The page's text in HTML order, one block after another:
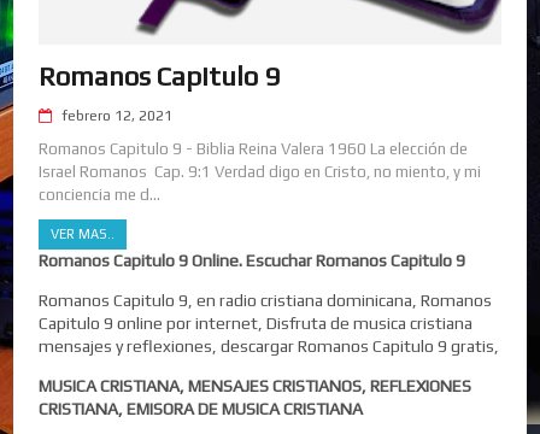
Romanos Capitulo 9
febrero 12, 2021
Romanos Capitulo 9 - Biblia Reina Valera 1960 La elección de
Israel Romanos Cap. 9:1 Verdad digo en Cristo, no miento, y mi
conciencia me d...
VER MAS..
Romanos Capitulo 9 Online. Escuchar Romanos Capitulo 9
Romanos Capitulo 9, en radio cristiana dominicana, Romanos
Capitulo 9 online por internet, Disfruta de musica cristiana
mensajes y reflexiones, descargar Romanos Capitulo 9 gratis,
MUSICA CRISTIANA, MENSAJES CRISTIANOS, REFLEXIONES
CRISTIANA, EMISORA DE MUSICA CRISTIANA